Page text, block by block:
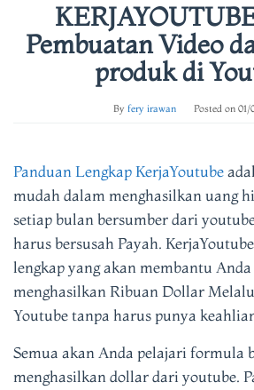
Pembuatan Video
produk di
By fery irawan Posted on 01/
Panduan Lengkap KerjaYoutube
mudah dalam menghasilkan uang
setiap bulan bersumber dari
harus bersusah Payah.
lengkap yang akan membantu
menghasilkan Ribuan Dollar
Youtube tanpa harus punya
Semua akan Anda pelajari formula
menghasilkan dollar dari youtube.